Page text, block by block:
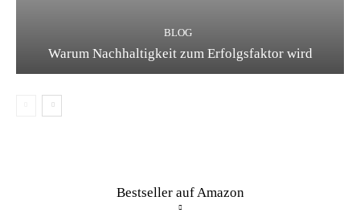
BLOG
Warum Nachhaltigkeit zum Erfolgsfaktor wird
Bestseller auf Amazon